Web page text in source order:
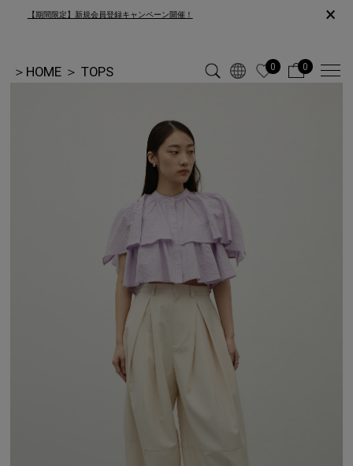
【期間限定】新規会員登録キャンペーン開催！ ×
＞ HOME ＞ TOPS 0 0